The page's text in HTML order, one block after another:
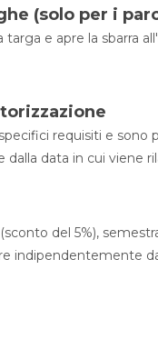
(solo per i
e apre la sbarra
requisiti e
data in cui viene
del 5%),
indipendentemente